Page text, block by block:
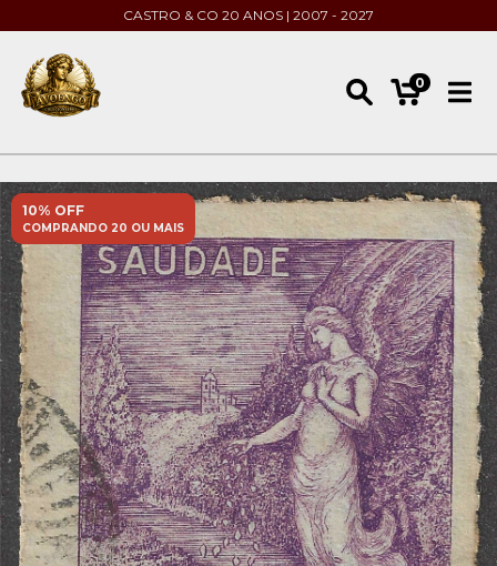
CASTRO & CO 20 ANOS | 2007 - 2027
0
10% OFF
COMPRANDO 20 OU MAIS